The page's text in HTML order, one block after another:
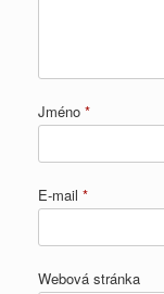
Jméno *
E-mail *
Webová stránka